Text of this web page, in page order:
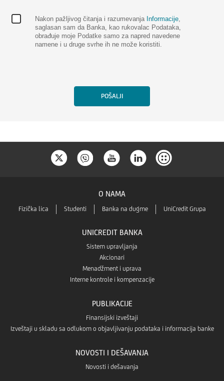
Nakon pažljivog čitanja i razumevanja Informacije
saglasan sam da Banka, kao rukovalac Podataka,
obrađuje moje Podatke samo za napred navedene
namene i u druge svrhe ih ne može koristiti.
O NAMA
Fizička lica Studenti Banka na dugme UniCredit Grupa
UNICREDIT BANKA
Sistem upravljanja
Akcionari
Menadžment i uprava
Interne kontrole i kompenzacije
PUBLIKACIJE
Finansijski izveštaji
Izveštaji u skladu sa odlukom o objavljivanju podataka i informacija banke
NOVOSTI I DEŠAVANJA
Novosti i dešavanja